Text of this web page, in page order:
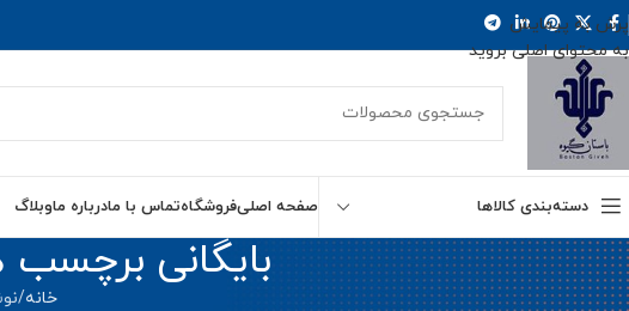
پرش به پیمایش
به محتوای اصلی بروید
دسته‌بندی کالاها صفحه اصلیفروشگاهتماس با مادرباره ماوبلاگ
بایگانی
خانه